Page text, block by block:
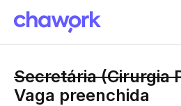
Secretária (Cirurgia
Vaga preenchida